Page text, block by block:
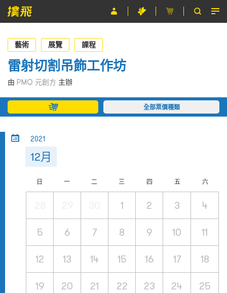
節目
主辦單位
關於撲飛
條款及細則
藝術 展覽 課程
雷射切割吊飾工作坊
由 PMQ 元創方 主辦
全部票價種類
2021
12月
日 一 二 三 四 五 六
1 2 3 4
5 6 7 8 9 10 11
12 13 14 15 16 17 18
19 20 21 22 23 24 25